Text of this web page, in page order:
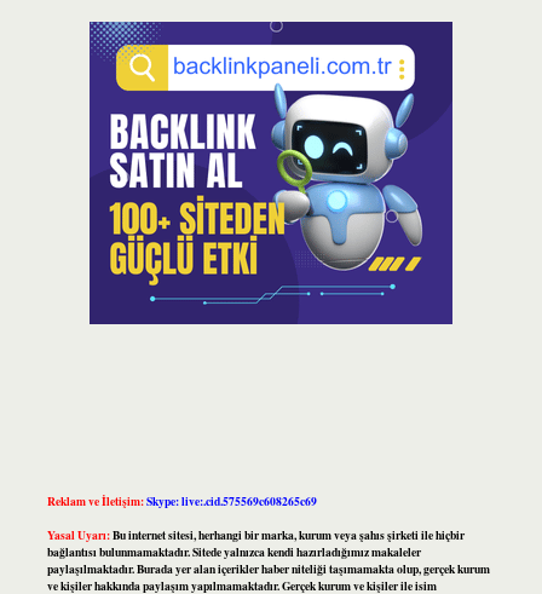
Reklam ve İletişim:Skype: live:.cid.575569c608265c69
Yasal Uyarı:Bu internet sitesi, herhangi bir marka, kurum veya şahıs şirketi ile hiçbir
bağlantısı bulunmamaktadır. Sitede yalnızca kendi hazırladığımız makaleler
paylaşılmaktadır. Burada yer alan içerikler haber niteliği taşımamakta olup, gerçek kurum
ve kişiler hakkında paylaşım yapılmamaktadır. Gerçek kurum ve kişiler ile isim